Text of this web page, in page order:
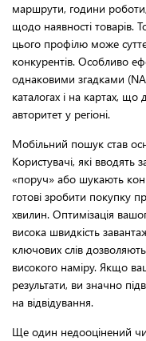
маршрути, години
щодо наявності товарів.
цього профілю може
конкурентів. Особливо
однаковими згадками
каталогах і на картах, що
авторитет у регіоні.
Мобільний пошук став
Користувачі, які вводять
«поруч» або шукають
готові зробити покупку
хвилин. Оптимізація
висока швидкість
ключових слів
високого наміру. Якщо
результати, ви значно
на відвідування.
Ще один недооцінений